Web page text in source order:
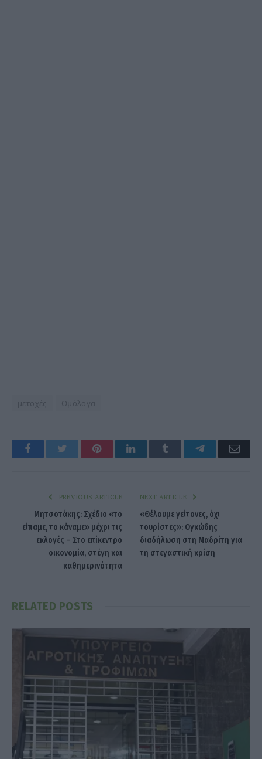
μετοχές Ομόλογα
Facebook Twitter PinterestLinkedIn Tumblr Telegram
PREVIOUS ARTICLE
Μητσοτάκης: Σχέδιο «το
είπαμε, το κάναμε» μέχρι τις
εκλογές – Στο επίκεντρο
οικονομία, στέγη και
καθημερινότητα
NEXT ARTICLE
«Θέλουμε γείτονες, όχι
τουρίστες»: Ογκώδης
διαδήλωση στη Μαδρίτη για
τη στεγαστική κρίση
RELATED POSTS